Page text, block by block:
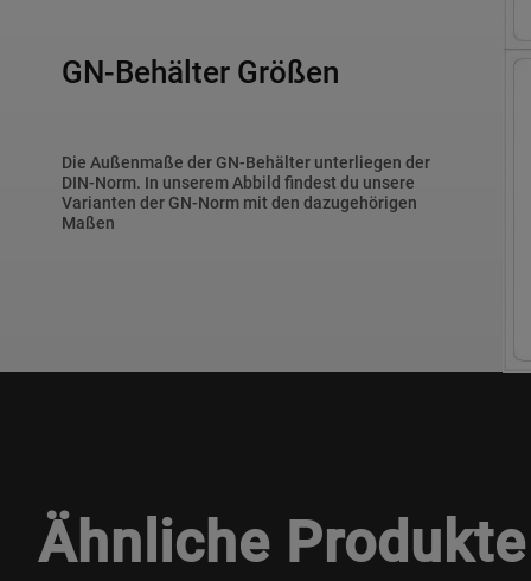
GN-Behälter Größen
Die Außenmaße der GN-Behälter unterliegen der
DIN-Norm. In unserem Abbild findest du unsere
Varianten der GN-Norm mit den dazugehörigen
Maßen
Ähnliche Produkte